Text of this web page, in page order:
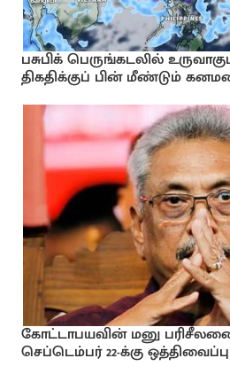
பசுபிக் பெருங்கடலில்
திகதிக்குப் பின் மீண்டும்
கோட்டாபயவின் மனு பரிசீலனை
செப்டெம்பர் 22-க்கு